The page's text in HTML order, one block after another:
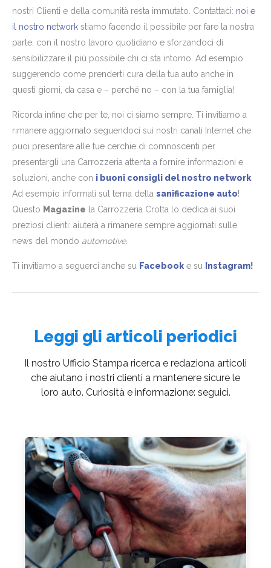
nostri Clienti e della comunità resta immutato. Contattaci: noi e
il nostro network stiamo facendo il possibile per fare la nostra
parte, con il nostro lavoro quotidiano e sforzandoci di
sensibilizzare il più possibile chi ci sta intorno. Ad esempio
suggerendo come prenderti cura della tua auto anche in
questi giorni, da casa e – perché no – con la tua famiglia!
Ricorda infine che per te, noi ci siamo sempre. Ti invitiamo a
rimanere aggiornato seguendoci sui nostri canali Internet che
puoi presentare alle tue cerchie di comnoscenti per
presentargli una Carrozzeria attenta a fornire informazioni e
soluzioni, anche con i buoni consigli del nostro network
Ad esempio informati sul tema della sanificazione auto!
Questo Magazine la Carrozzeria Crotta lo dedica ai suoi
preziosi clienti: aiuterà a rimanere sempre aggiornati sulle
news del mondo automotive.
Ti invitiamo a seguerci anche su Facebook e su Instagram!
Leggi gli articoli periodici
Il nostro Ufficio Stampa ricerca e redaziona articoli
che aiutano i nostri clienti a mantenere sicure le
loro auto. Curiosità e informazione: seguici.